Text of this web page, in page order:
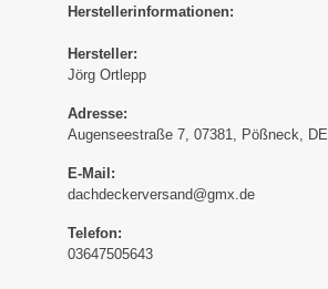
Herstellerinformationen:
Hersteller:
Jörg Ortlepp
Adresse:
Augenseestraße 7, 07381, Pößneck, DE
E-Mail:
dachdeckerversand@gmx.de
Telefon:
03647505643